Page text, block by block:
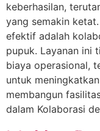
keberhasilan,
yang semakin
efektif adalah
pupuk. Layanan ini
biaya operasional,
untuk
membangun
dalam Kolaborasi